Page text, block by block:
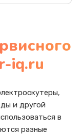
iq.ru
и другой
в
разные